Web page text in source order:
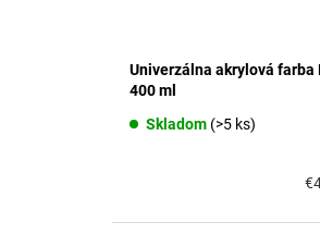
Univerzálna akrylová farba
400 ml
Skladom (>5 ks)